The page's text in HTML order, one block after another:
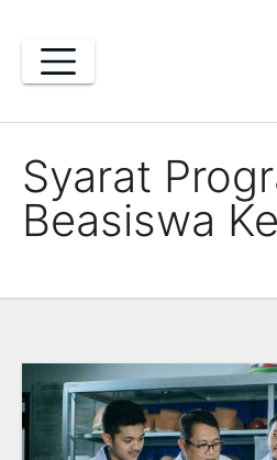
content
Syarat
Beasiswa